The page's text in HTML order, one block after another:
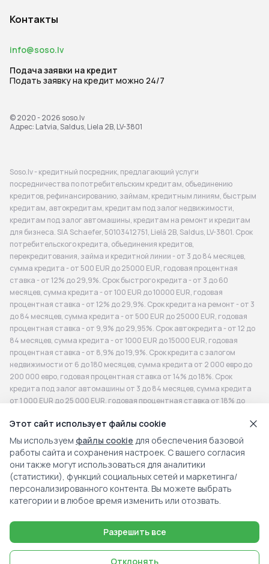
© 2020 - 2026 soso.lv
Адрес: Latvia, Saldus, Liela 2B, LV-3801
Контакты
info@soso.lv
Подача заявки на кредит
Подать заявку на кредит можно 24/7
Soso.lv - кредитный посредник, предлагающий услуги
посредничества по потребительским кредитам, объединению
кредитов, рефинансированию, займам, кредитным линиям, быстрым
кредитам, автокредитам, кредитам под залог недвижимости,
кредитам под залог автомашины, кредитам на ремонт и кредитам
для бизнеса. SIA Schaefer, 50103412751, Lielā 2B, Saldus, LV-3801. Срок
потребительского кредита, объединения кредитов,
перекредитования, займа и кредитной линии - от 3 до 84 месяцев,
сумма кредита - от 500 EUR до 25000 EUR, годовая процентная
ставка - от 12% до 29,9%. Срок быстрого кредита - от 3 до 60
месяцев, сумма кредита - от 100 EUR до 10000 EUR, годовая
процентная ставка - от 12% до 29,9%. Срок кредита на ремонт - от 3
до 84 месяцев, сумма кредита - от 500 EUR до 25000 EUR, годовая
процентная ставка - от 9,9% до 29,95%. Срок автокредита - от 12 до
84 месяцев, сумма кредита - от 1000 EUR до 15000 EUR, годовая
процентная ставка - от 8,9% до 19,9%. Срок кредита с залогом
недвижимости от 6 до 180 месяцев, сумма кредита от 2 000 евро до
200 000 евро, годовая процентная ставка от 14% до 18%. Срок
кредита под залог автомашины от 3 до 84 месяцев, сумма кредита
от 1 000 EUR до 25 000 EUR, годовая процентная ставка от 18% до
- от 300 EUR до 200 000 EUR, годовая процентная ставка - от 14% до
19%. Репрезентативный пример: сумма 4 200 EUR, срок 72 месяца,
комиссия за оформление договора 336 EUR, годовая процентная
ставка (ГПС) 20,86%, общая сумма к возврату - 7440,96 EUR,
ежемесячный платеж - 98,68 EUR. Для субъектов хозяйственной
деятельности. Расчеты носят информационный характер.
Индивидуальное предложение может быть подготовлено после
получения и оценки кредитной заявки клиента. Дополнительные
связанные расходы (Additional Associated Fees): помимо процентов
по займу могут применяться другие расходы, например, комиссия за
обработку, страхование или плата за досрочное погашение -
фактические расходы зависят от вида займа и его условий. Перед
Этот сайт использует файлы cookie
Мы используем файлы cookie для обеспечения базовой
работы сайта и сохранения настроек. С вашего согласия
они также могут использоваться для аналитики
(статистики), функций социальных сетей и маркетинга/
персонализированного контента. Вы можете выбрать
категории и в любое время изменить или отозвать.
Разрешить все
Отклонять